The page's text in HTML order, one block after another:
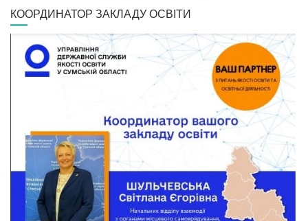
КООРДИНАТОР ЗАКЛАДУ ОСВІТИ